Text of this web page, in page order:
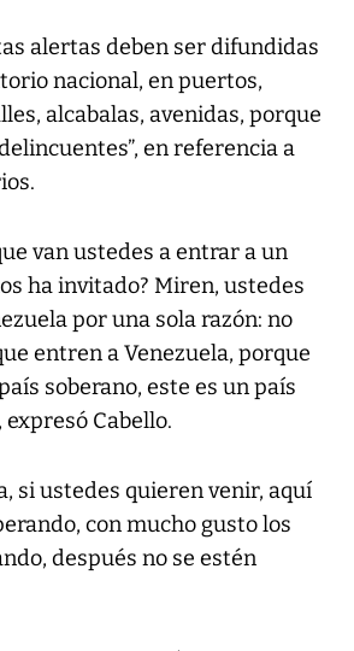
alertas deben ser difundidas
nacional, en puertos,
alcabalas, avenidas, porque
en referencia a
van ustedes a entrar a un
ha invitado? Miren, ustedes
por una sola razón: no
entren a Venezuela, porque
soberano, este es un país
Cabello.
si ustedes quieren venir, aquí
con mucho gusto los
después no se estén